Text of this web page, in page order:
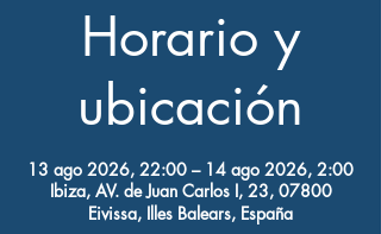
Horario y
ubicación
13 ago 2026, 22:00 – 14 ago 2026, 2:00
Ibiza, AV. de Juan Carlos I, 23, 07800
Eivissa, Illes Balears, España